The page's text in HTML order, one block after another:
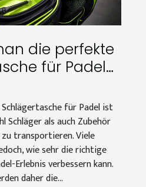
die perfekte
für Padel
für Padel ist
Schläger als auch Zubehör
transportieren. Viele
wie sehr die richtige
Erlebnis verbessern kann.
daher die...